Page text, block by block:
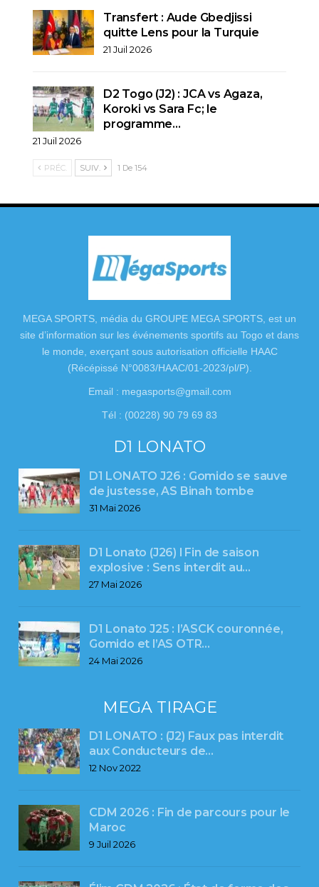
Transfert : Aude Gbedjissi
quitte Lens pour la Turquie
21 Juil 2026
D2 Togo (J2) : JCA vs Agaza,
Koroki vs Sara Fc; le
programme…
21 Juil 2026
PRÉC. SUIV. 1 De 154
MEGA SPORTS, média du GROUPE MEGA SPORTS, est un
site d’information sur les événements sportifs au Togo et dans
le monde, exerçant sous autorisation officielle HAAC
(Récépissé N°0083/HAAC/01-2023/pl/P).
Email : megasports@gmail.com
Tél : (00228) 90 79 69 83
D1 LONATO
D1 LONATO J26 : Gomido se sauve
de justesse, AS Binah tombe
31 Mai 2026
D1 Lonato (J26) l Fin de saison
explosive : Sens interdit au…
27 Mai 2026
D1 Lonato J25 : l’ASCK couronnée,
Gomido et l’AS OTR…
24 Mai 2026
MEGA TIRAGE
D1 LONATO : (J2) Faux pas interdit
aux Conducteurs de…
12 Nov 2022
CDM 2026 : Fin de parcours pour le
Maroc
9 Juil 2026